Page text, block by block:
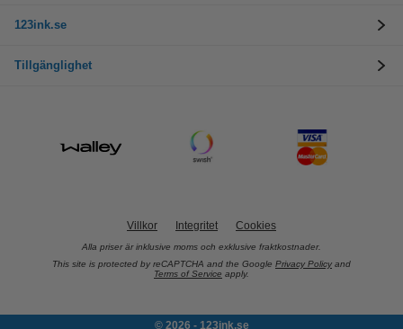
123ink.se
Tillgänglighet
Villkor Integritet Cookies
Alla priser är inklusive moms och exklusive fraktkostnader.
This site is protected by reCAPTCHA and the Google Privacy Policy and
Terms of Service apply.
© 2026 - 123ink.se